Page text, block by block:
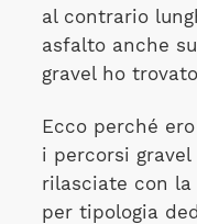
al contrario
asfalto anche
gravel ho
Ecco perché
i percorsi
rilasciate con
per tipologia